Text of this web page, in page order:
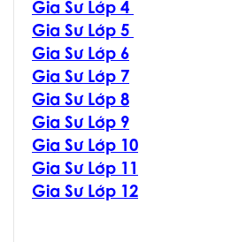
Gia Sư Lớp 4
Gia Sư Lớp 5
Gia Sư Lớp 6
Gia Sư Lớp 7
Gia Sư Lớp 8
Gia Sư Lớp 9
Gia Sư Lớp 10
Gia Sư Lớp 11
Gia Sư Lớp 12